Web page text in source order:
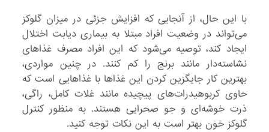
با این حال، از آنجایی که افزایش جزئی در میزان گلوکز
می‌تواند در وضعیت افراد مبتلا به بیماری دیابت اختلال
ایجاد کند، توصیه می‌شود که این افراد مصرف غذاهای
نشاسته‌دار مانند برنج را کم کنند. در چنین مواردی،
بهترین کار جایگزین کردن این غذاها با غذاهایی است که
حاوی کربوهیدرات‌های پیچیده مانند غلات کامل، راگی،
ذرت خوشه‌ای و جو صحرایی هستند. به منظور کنترل
گلوکز خون بهتر است به این نکات توجه کنید.